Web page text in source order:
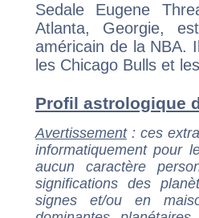
Sedale Eugene
Atlanta, Georgie,
américain de la NBA.
les Chicago Bulls et
Profil astrologique
Avertissement: ces
informatiquement pour
aucun caractère
significations des
signes et/ou en